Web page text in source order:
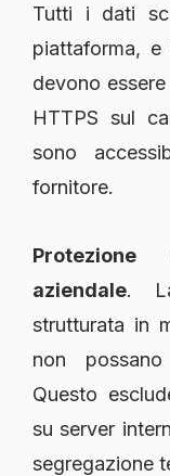
Tutti i dati
piattaforma,
devono
HTTPS sul
sono
fornitore.
aziendale.
strutturata in
non
Questo
su server
segregazione